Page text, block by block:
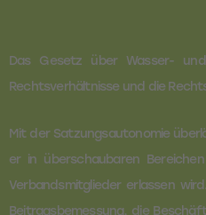
Das Gesetz über Wasser-
Rechtsverhältnisse und die
Mit der Satzungsautonomie
er in überschaubaren
Verbandsmitglieder erlassen
Beitragsbemessung, die